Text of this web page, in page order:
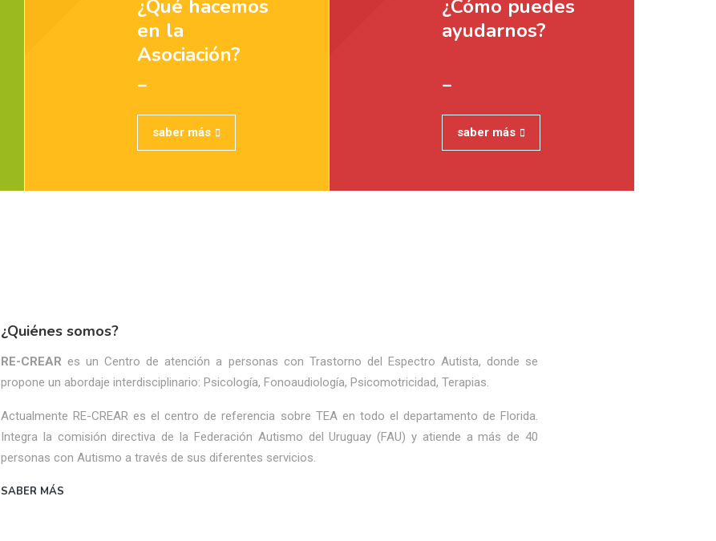
¿Qué hacemos
en la
Asociación?
_
saber más
¿Cómo puedes
ayudarnos?
_
saber más
¿Quiénes somos?
RE-CREAR es un Centro de atención a personas con Trastorno del Espectro Autista, donde se
propone un abordaje interdisciplinario: Psicología, Fonoaudiología, Psicomotricidad, Terapias.
Actualmente RE-CREAR es el centro de referencia sobre TEA en todo el departamento de Florida.
Integra la comisión directiva de la Federación Autismo del Uruguay (FAU) y atiende a más de 40
personas con Autismo a través de sus diferentes servicios.
SABER MÁS